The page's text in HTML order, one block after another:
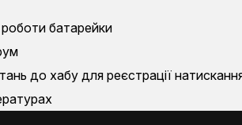
роботи батарейки
до хабу для реєстрації